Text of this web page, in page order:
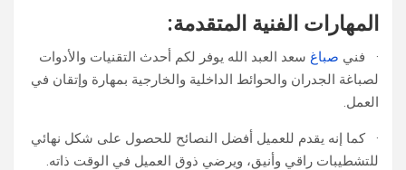
المهارات الفنية المتقدمة:
· فني صباغ سعد العبد الله يوفر لكم أحدث التقنيات والأدوات
لصباغة الجدران والحوائط الداخلية والخارجية بمهارة وإتقان في
العمل.
· كما إنه يقدم للعميل أفضل النصائح للحصول على شكل نهائي
للتشطيبات راقي وأنيق، ويرضي ذوق العميل في الوقت ذاته.